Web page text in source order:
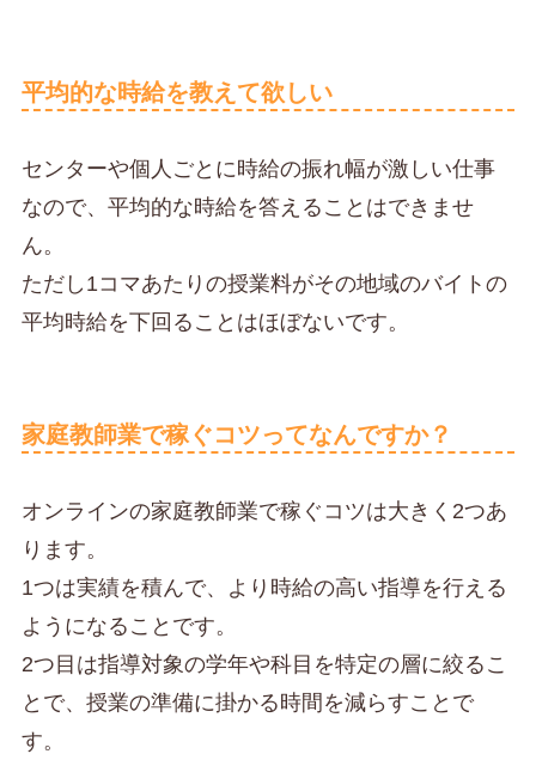
平均的な時給を教えて欲しい
センターや個人ごとに時給の振れ幅が激しい仕事
なので、平均的な時給を答えることはできませ
ん。
ただし1コマあたりの授業料がその地域のバイトの
平均時給を下回ることはほぼないです。
家庭教師業で稼ぐコツってなんですか？
オンラインの家庭教師業で稼ぐコツは大きく2つあ
ります。
1つは実績を積んで、より時給の高い指導を行える
ようになることです。
2つ目は指導対象の学年や科目を特定の層に絞るこ
とで、授業の準備に掛かる時間を減らすことで
す。